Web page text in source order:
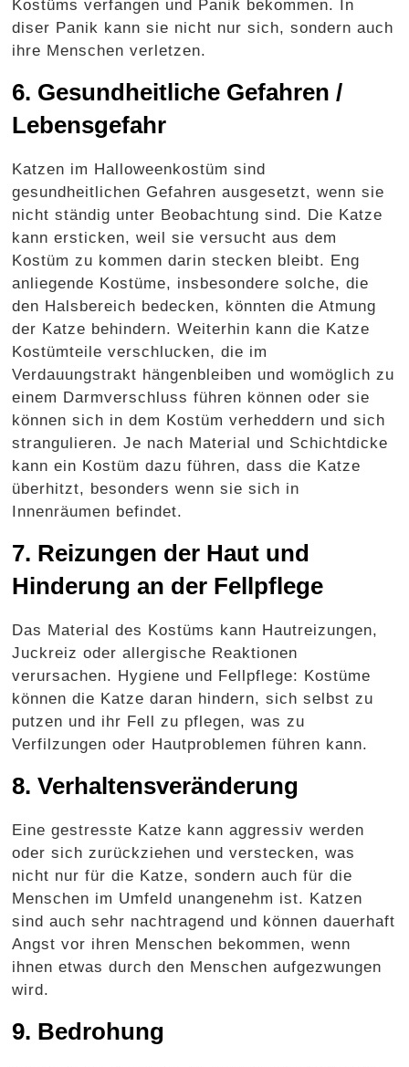
Kostüms verfangen und Panik bekommen. In
diser Panik kann sie nicht nur sich, sondern auch
ihre Menschen verletzen.
6. Gesundheitliche Gefahren /
Lebensgefahr
Katzen im Halloweenkostüm sind
gesundheitlichen Gefahren ausgesetzt, wenn sie
nicht ständig unter Beobachtung sind. Die Katze
kann ersticken, weil sie versucht aus dem
Kostüm zu kommen darin stecken bleibt. Eng
anliegende Kostüme, insbesondere solche, die
den Halsbereich bedecken, könnten die Atmung
der Katze behindern. Weiterhin kann die Katze
Kostümteile verschlucken, die im
Verdauungstrakt hängenbleiben und womöglich zu
einem Darmverschluss führen können oder sie
können sich in dem Kostüm verheddern und sich
strangulieren. Je nach Material und Schichtdicke
kann ein Kostüm dazu führen, dass die Katze
überhitzt, besonders wenn sie sich in
Innenräumen befindet.
7. Reizungen der Haut und
Hinderung an der Fellpflege
Das Material des Kostüms kann Hautreizungen,
Juckreiz oder allergische Reaktionen
verursachen. Hygiene und Fellpflege: Kostüme
können die Katze daran hindern, sich selbst zu
putzen und ihr Fell zu pflegen, was zu
Verfilzungen oder Hautproblemen führen kann.
8. Verhaltensveränderung
Eine gestresste Katze kann aggressiv werden
oder sich zurückziehen und verstecken, was
nicht nur für die Katze, sondern auch für die
Menschen im Umfeld unangenehm ist. Katzen
sind auch sehr nachtragend und können dauerhaft
Angst vor ihren Menschen bekommen, wenn
ihnen etwas durch den Menschen aufgezwungen
wird.
9. Bedrohung